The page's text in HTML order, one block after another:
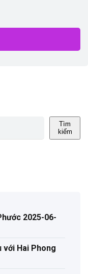
Tìm
kiếm
2025-06-
với Hai Phong